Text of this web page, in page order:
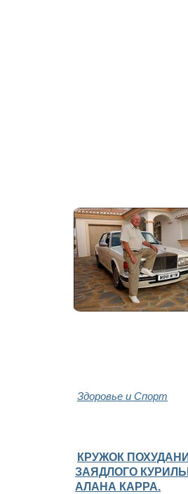
Здоровье и Спорт
КРУЖОК
ЗАЯДЛОГО
АЛАНА КАРРА.